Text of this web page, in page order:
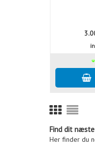
Find dit
Her finder du